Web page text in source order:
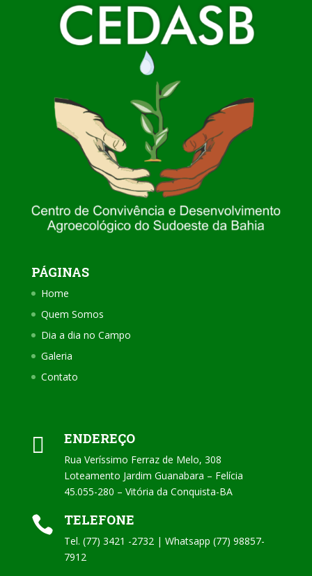
PÁGINAS
Home
Quem Somos
Dia a dia no Campo
Galeria
Contato
 ENDEREÇO
Rua Veríssimo Ferraz de Melo, 308
Loteamento Jardim Guanabara – Felícia
45.055-280 – Vitória da Conquista-BA
 TELEFONE
Tel. (77) 3421 -2732 | Whatsapp (77) 98857-
7912